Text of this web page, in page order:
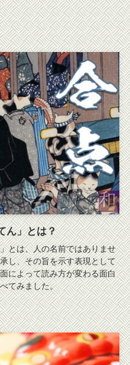
ん」とは？
とは、人の名前ではありませ
し、その旨を示す表現として
によって読み方が変わる面白
てみました。